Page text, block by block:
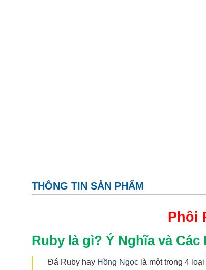
THÔNG TIN SẢN PHẨM
Phôi
Ruby là gì? Ý Nghĩa và Các
Đá Ruby hay Hồng Ngọc là một trong 4